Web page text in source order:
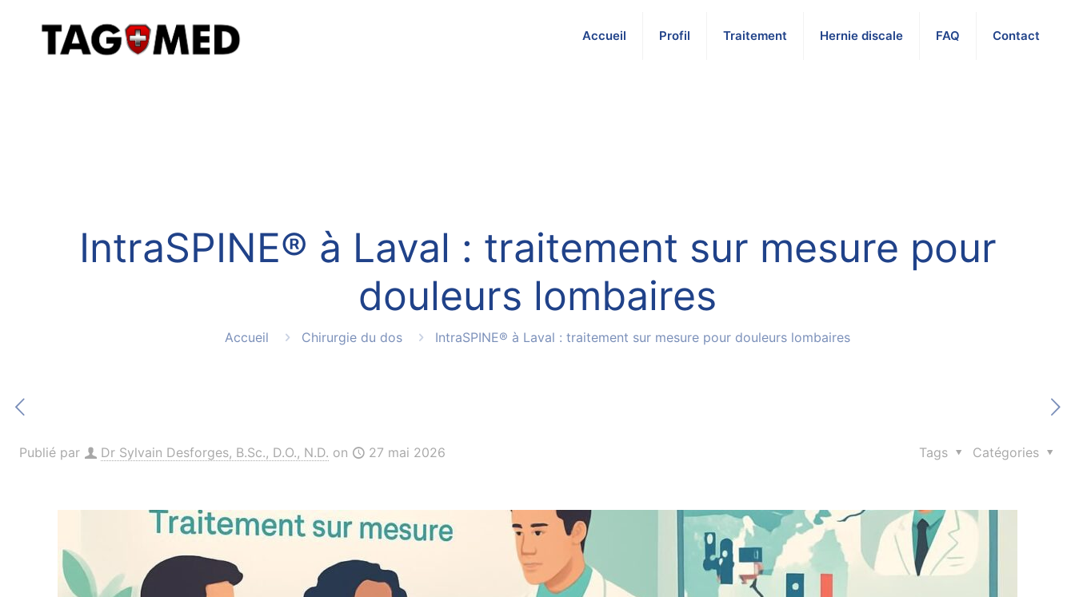
Accueil Profil Traitement Hernie discale FAQ Contact
IntraSPINE® à Laval : traitement sur mesure pour
douleurs lombaires
Accueil Chirurgie du dos IntraSPINE® à Laval : traitement sur mesure pour douleurs lombaires
Publié par Dr Sylvain Desforges, B.Sc., D.O., N.D. on 27 mai 2026 Catégories
Tags